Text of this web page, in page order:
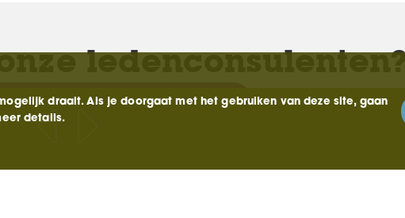
klik hier
draait. Als je doorgaat met het gebruiken van deze site, gaan
details.